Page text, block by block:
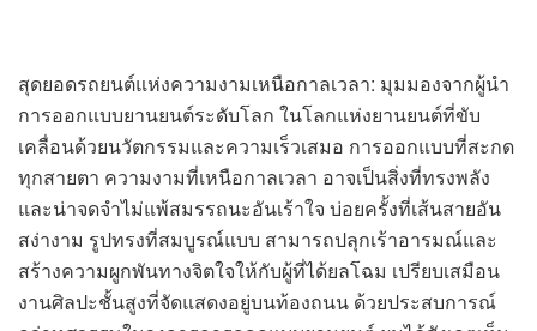
สุดยอดรถยนต์แห่งความงามเหนือกาลเวลา: มุมมองจากผู้นำ
การออกแบบยานยนต์ระดับโลก ในโลกแห่งยานยนต์ที่ขับ
เคลื่อนด้วยนวัตกรรมและความเร็วเสมอ การออกแบบที่สะกด
ทุกสายตา ความงามที่เหนือกาลเวลา อาจเป็นสิ่งที่ทรงพลัง
และน่าจดจำไม่แพ้สมรรถนะอันเร้าใจ บ่อยครั้งที่เส้นสายอัน
สง่างาม รูปทรงที่สมบูรณ์แบบ สามารถปลุกเร้าอารมณ์และ
สร้างความผูกพันทางจิตใจให้กับผู้ที่ได้ยลโฉม เปรียบเสมือน
งานศิลปะชั้นสูงที่จัดแสดงอยู่บนท้องถนน ด้วยประสบการณ์